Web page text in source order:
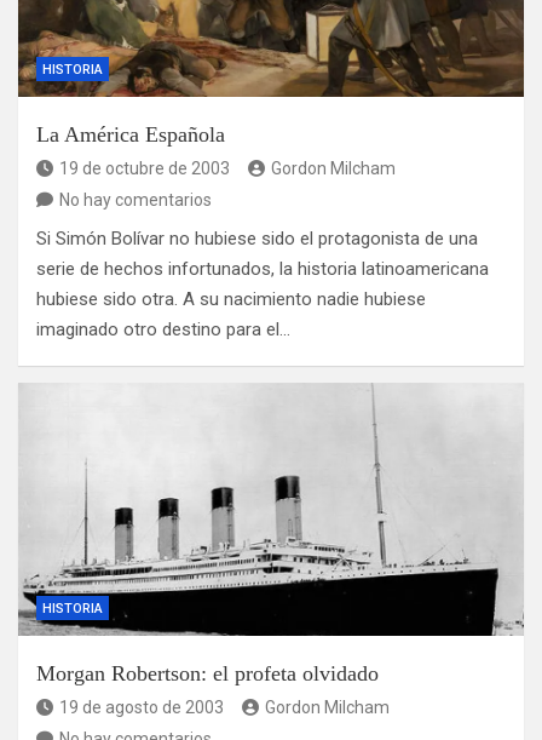
HISTORIA
La América Española
19 de octubre de 2003
Gordon Milcham
No hay comentarios
Si Simón Bolívar no hubiese sido el protagonista de una
serie de hechos infortunados, la historia latinoamericana
hubiese sido otra. A su nacimiento nadie hubiese
imaginado otro destino para el…
HISTORIA
Morgan Robertson: el profeta olvidado
19 de agosto de 2003
Gordon Milcham